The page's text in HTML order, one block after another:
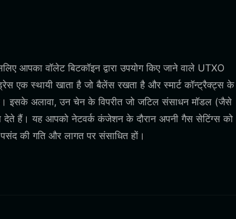
आपका वॉलेट बिटकॉइन द्वारा उपयोग किए जाने वाले UTXO
स्थायी खाता है जो बैलेंस रखता है और स्मार्ट कॉन्ट्रैक्ट्स के
इसके अलावा, उन चेन के विपरीत जो जटिल संसाधन मॉडल (जैसे
देते हैं। यह आपको नेटवर्क कंजेशन के दौरान अपनी गैस सेटिंग्स को
की गति और लागत पर संसाधित हों।